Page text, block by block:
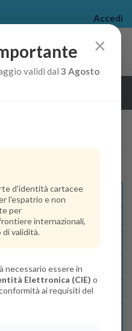
>
Accedi
Itinerario
×
validi dal3 Agosto
d'identità cartacee
l'espatrio e non
per
internazionali,
di validità.
necessario essere in
Elettronica (CIE) o
ai requisiti del